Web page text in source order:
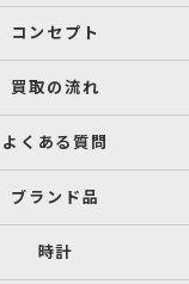
コンセプト
買取の流れ
よくある質問
ブランド品
時計